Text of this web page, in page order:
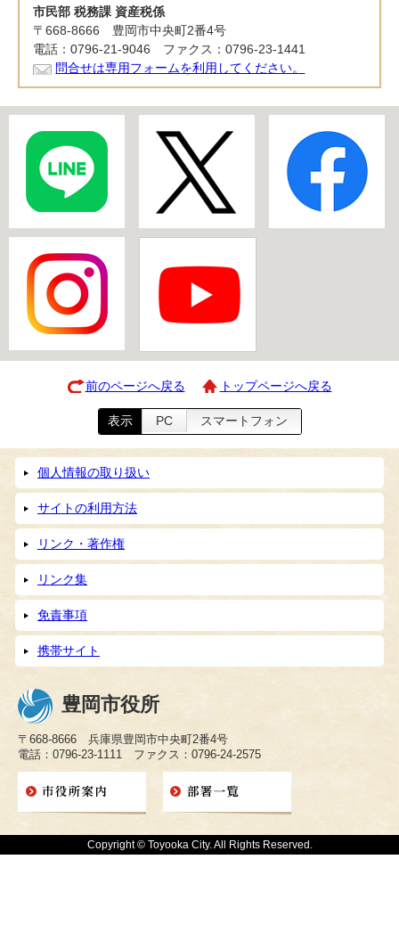
市民部 税務課 資産税係
〒668-8666 豊岡市中央町2番4号
電話：0796-21-9046 ファクス：0796-23-1441
問合せは専用フォームを利用してください。
前のページへ戻る トップページへ戻る
表示 PC スマートフォン
個人情報の取り扱い
サイトの利用方法
リンク・著作権
リンク集
免責事項
携帯サイト
豊岡市役所
〒668-8666 兵庫県豊岡市中央町2番4号
電話：0796-23-1111 ファクス：0796-24-2575
Copyright © Toyooka City. All Rights Reserved.